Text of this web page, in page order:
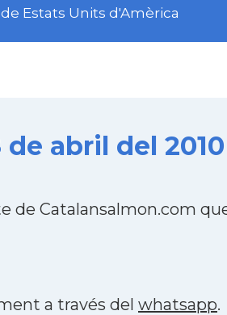
Estats Units d'Amèrica
abril del 2010
de Catalansalmon.com
a través del whatsapp.